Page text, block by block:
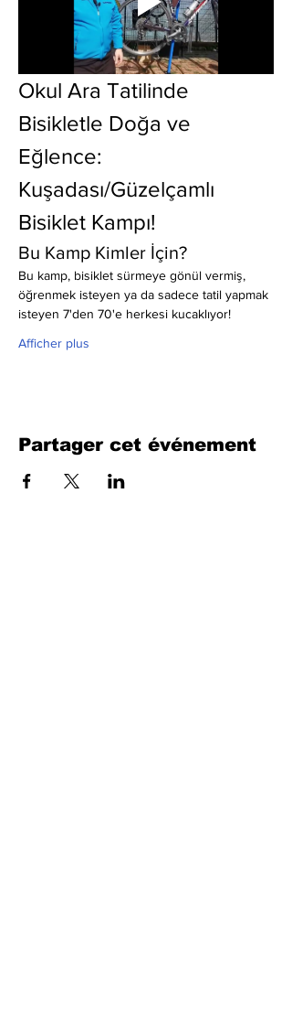
Okul Ara Tatilinde
Bisikletle Doğa ve
Eğlence:
Kuşadası/Güzelçamlı
Bisiklet Kampı!
Bu Kamp Kimler İçin?
Bu kamp, bisiklet sürmeye gönül vermiş,
öğrenmek isteyen ya da sadece tatil yapmak
isteyen 7'den 70'e herkesi kucaklıyor!
Afficher plus
Partager cet événement